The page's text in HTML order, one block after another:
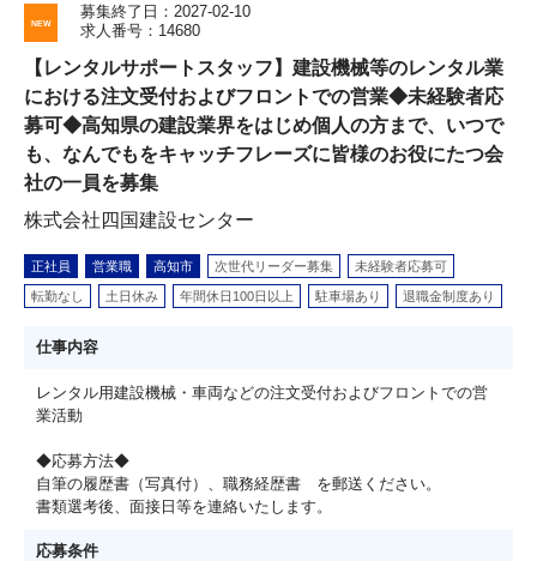
募集終了日：2027-02-10
求人番号：14680
【レンタルサポートスタッフ】建設機械等のレンタル業
における注文受付およびフロントでの営業◆未経験者応
募可◆高知県の建設業界をはじめ個人の方まで、いつで
も、なんでもをキャッチフレーズに皆様のお役にたつ会
社の一員を募集
株式会社四国建設センター
正社員 営業職 高知市 次世代リーダー募集 未経験者応募可
転勤なし 土日休み 年間休日100日以上 駐車場あり 退職金制度あり
仕事内容
レンタル用建設機械・車両などの注文受付およびフロントでの営
業活動
◆応募方法◆
自筆の履歴書（写真付）、職務経歴書 を郵送ください。
書類選考後、面接日等を連絡いたします。
応募条件